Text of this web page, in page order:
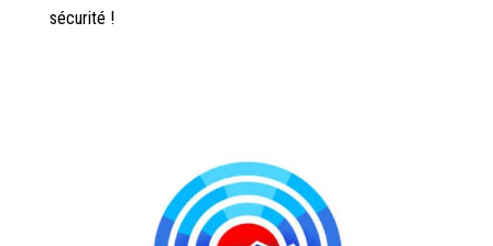
sécurité !